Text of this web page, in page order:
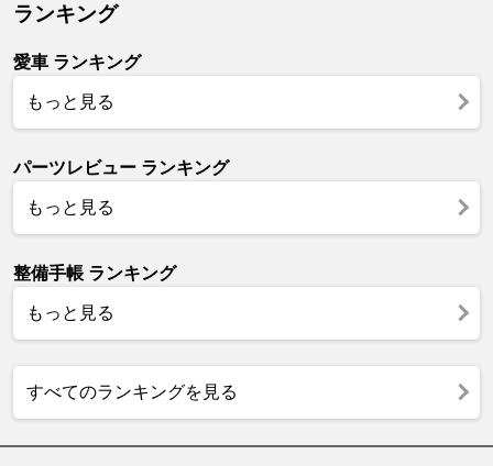
ランキング
愛車 ランキング
もっと見る
パーツレビュー ランキング
もっと見る
整備手帳 ランキング
もっと見る
すべてのランキングを見る